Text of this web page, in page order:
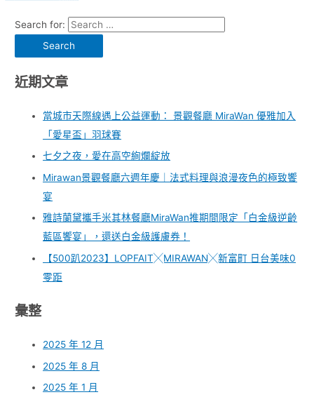
Search for:
近期文章
當城市天際線遇上公益運動： 景觀餐廳 MiraWan 優雅加入
「愛星盃」羽球賽
七夕之夜，愛在高空絢爛綻放
Mirawan景觀餐廳六週年慶｜法式料理與浪漫夜色的極致饗
宴
雅詩蘭黛攜手米其林餐廳MiraWan推期間限定「白金級逆齡
藍區饗宴」，還送白金級護膚券！
【500趴2023】LOPFAIT╳MIRAWAN╳新富町 日台美味0
零距
彙整
2025 年 12 月
2025 年 8 月
2025 年 1 月